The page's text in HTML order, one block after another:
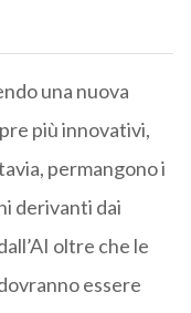
una nuova
più innovativi,
permangono i
derivanti dai
oltre che le
essere